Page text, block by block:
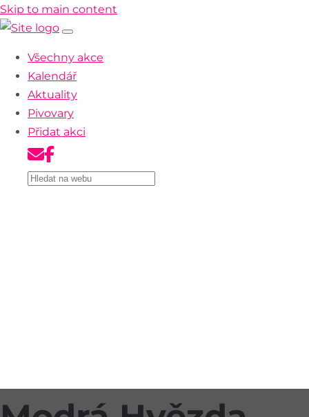
Skip to main content
Všechny akce
Kalendář
Aktuality
Pivovary
Přidat akci